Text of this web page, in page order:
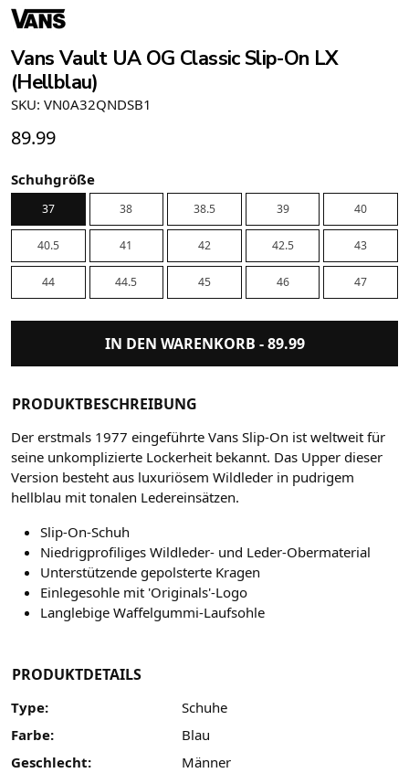
Vans Vault UA OG Classic Slip-On LX
(Hellblau)
SKU: VN0A32QNDSB1
89.99
Schuhgröße
37 38 38.5 39 40
40.5 41 42 42.5 43
44 44.5 45 46 47
IN DEN WARENKORB -89.99
PRODUKTBESCHREIBUNG
Der erstmals 1977 eingeführte Vans Slip-On ist weltweit für
seine unkomplizierte Lockerheit bekannt. Das Upper dieser
Version besteht aus luxuriösem Wildleder in pudrigem
hellblau mit tonalen Ledereinsätzen.
Slip-On-Schuh
Niedrigprofiliges Wildleder- und Leder-Obermaterial
Unterstützende gepolsterte Kragen
Einlegesohle mit 'Originals'-Logo
Langlebige Waffelgummi-Laufsohle
PRODUKTDETAILS
Type:
Schuhe
Farbe:
Blau
Geschlecht:
Männer